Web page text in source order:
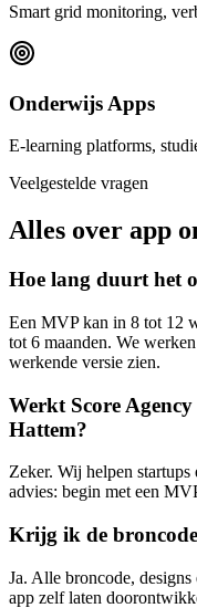
Smart grid monitoring,
Onderwijs Apps
E-learning platforms,
Veelgestelde vragen
Alles over app
Hoe lang duurt het
Een MVP kan in 8 tot 12
tot 6 maanden. We
werkende versie zien.
Werkt Score
Hattem?
Zeker. Wij helpen
advies: begin met een
Krijg ik de
Ja. Alle broncode,
app zelf laten